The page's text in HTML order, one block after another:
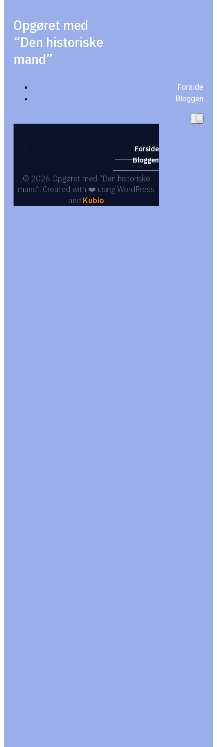
Opgøret med
“Den historiske
mand”
Forside
Bloggen
Forside
Bloggen
© 2026 Opgøret med “Den historiske
mand”. Created with ❤️ using WordPress
and Kubio